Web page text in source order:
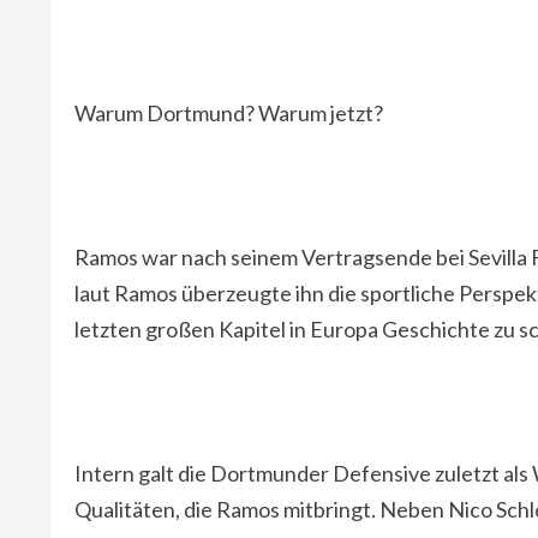
Warum Dortmund? Warum jetzt?
Ramos war nach seinem Vertragsende bei
laut Ramos überzeugte ihn die sportliche
letzten großen Kapitel in Europa Geschichte zu
Intern galt die Dortmunder Defensive zuletzt als
Qualitäten, die Ramos mitbringt. Neben Nico